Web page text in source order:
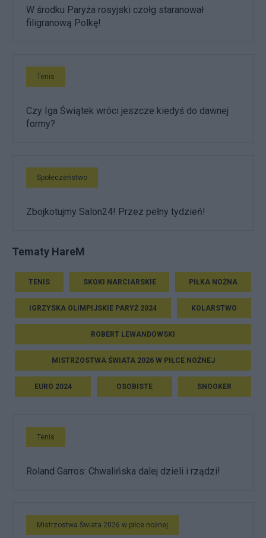
W środku Paryża rosyjski czołg staranował
filigranową Polkę!
Tenis
Czy Iga Świątek wróci jeszcze kiedyś do dawnej
formy?
Społeczeństwo
Zbojkotujmy Salon24! Przez pełny tydzień!
Tematy HareM
TENIS SKOKI NARCIARSKIE PIŁKA NOŻNA
IGRZYSKA OLIMPIJSKIE PARYŻ 2024 KOLARSTWO
ROBERT LEWANDOWSKI
MISTRZOSTWA ŚWIATA 2026 W PIŁCE NOŻNEJ
EURO 2024 OSOBISTE SNOOKER
Tenis
Roland Garros: Chwalińska dalej dzieli i rządzi!
Mistrzostwa Świata 2026 w piłce nożnej